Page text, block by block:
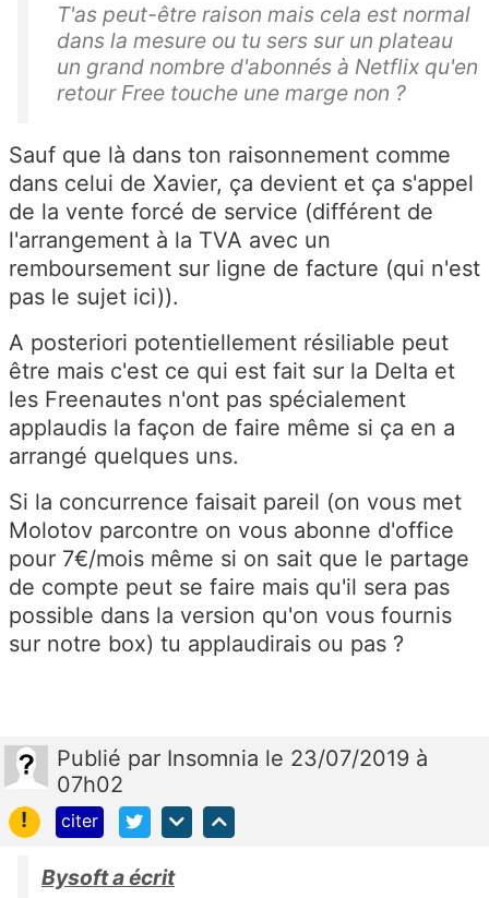
T'as peut-être raison mais cela est normal
dans la mesure ou tu sers sur un plateau
un grand nombre d'abonnés à Netflix qu'en
retour Free touche une marge non ?
Sauf que là dans ton raisonnement comme
dans celui de Xavier, ça devient et ça s'appel
de la vente forcé de service (différent de
l'arrangement à la TVA avec un
remboursement sur ligne de facture (qui n'est
pas le sujet ici)).
A posteriori potentiellement résiliable peut
être mais c'est ce qui est fait sur la Delta et
les Freenautes n'ont pas spécialement
applaudis la façon de faire même si ça en a
arrangé quelques uns.
Si la concurrence faisait pareil (on vous met
Molotov parcontre on vous abonne d'office
pour 7€/mois même si on sait que le partage
de compte peut se faire mais qu'il sera pas
possible dans la version qu'on vous fournis
sur notre box) tu applaudirais ou pas ?
Publié par Insomnia le 23/07/2019 à
07h02
!
citer
Bysoft a écrit